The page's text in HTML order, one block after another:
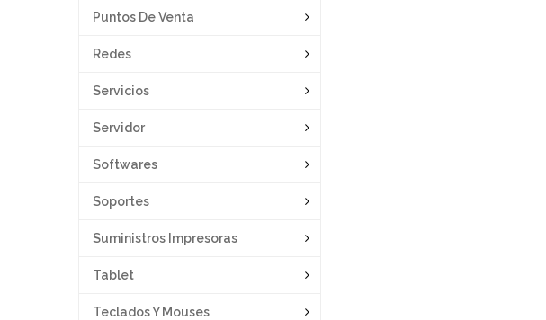
Puntos De Venta
Redes
Servicios
Servidor
Softwares
Soportes
Suministros Impresoras
Tablet
Teclados Y Mouses